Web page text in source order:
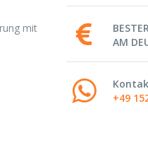
mit
AM
+49